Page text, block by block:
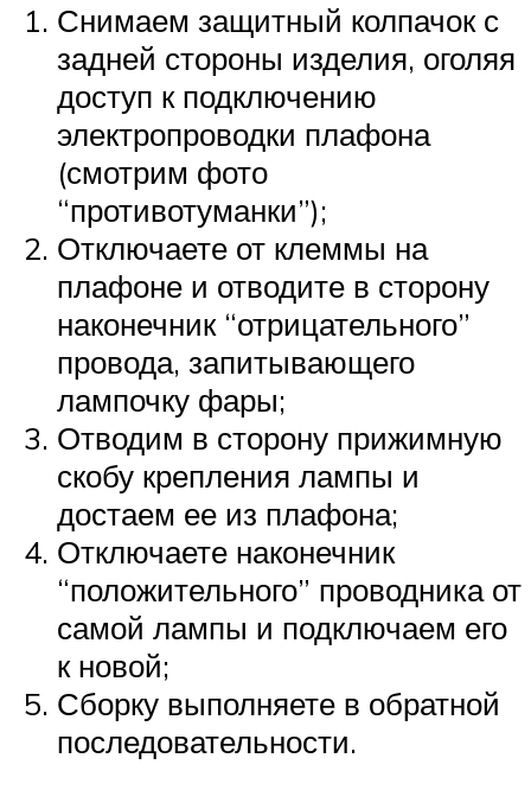
Снимаем защитный колпачок с
задней стороны изделия, оголяя
доступ к подключению
электропроводки плафона
(смотрим фото
“противотуманки”);
Отключаете от клеммы на
плафоне и отводите в сторону
наконечник “отрицательного”
провода, запитывающего
лампочку фары;
Отводим в сторону прижимную
скобу крепления лампы и
достаем ее из плафона;
Отключаете наконечник
“положительного” проводника от
самой лампы и подключаем его
к новой;
Сборку выполняете в обратной
последовательности.